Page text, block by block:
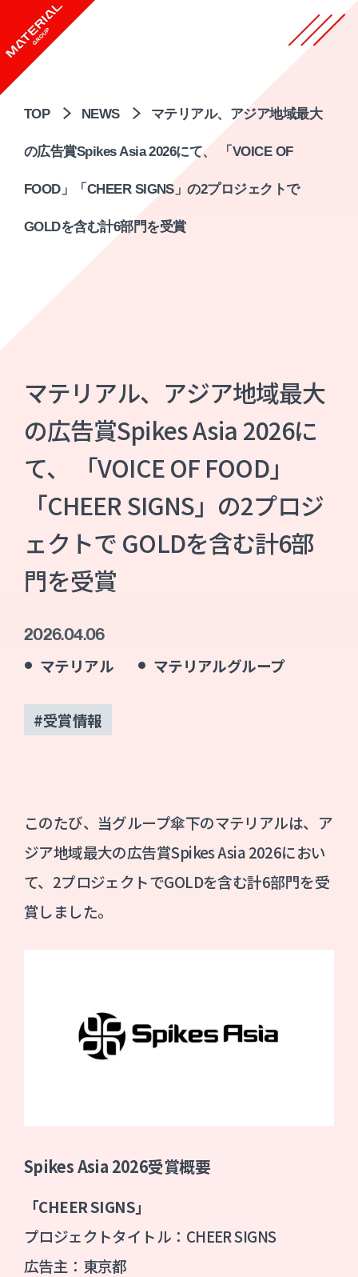
TOP NEWS マテリアル、アジア地域最大
の広告賞Spikes Asia 2026にて、 「VOICE OF
FOOD」「CHEER SIGNS」の2プロジェクトで
GOLDを含む計6部門を受賞
マテリアル、アジア地域最大
の広告賞Spikes Asia 2026に
て、 「VOICE OF FOOD」
「CHEER SIGNS」の2プロジ
ェクトで GOLDを含む計6部
門を受賞
2026.04.06
マテリアル マテリアルグループ
#受賞情報
このたび、当グループ傘下のマテリアルは、ア
ジア地域最大の広告賞Spikes Asia 2026におい
て、2プロジェクトでGOLDを含む計6部門を受
賞しました。
Spikes Asia 2026受賞概要
「CHEER SIGNS」
プロジェクトタイトル：CHEER SIGNS
広告主：東京都